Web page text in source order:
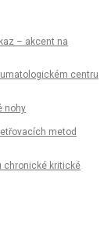
– akcent na
centru
nohy
metod
chronické kritické